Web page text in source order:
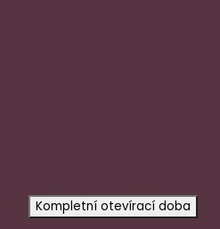
Kompletní otevírací doba